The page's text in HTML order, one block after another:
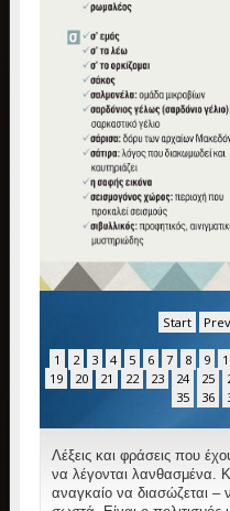
Start
1 2 3 4 5 6 7 8 9
19
20 21 22 23 24 25
35
36
Λέξεις και φράσεις που
να λέγονται λανθασμένα.
αναγκαίο να διασώζεται –